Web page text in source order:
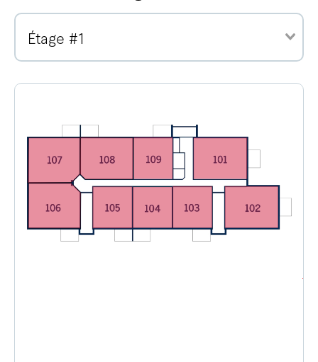
Étage #1